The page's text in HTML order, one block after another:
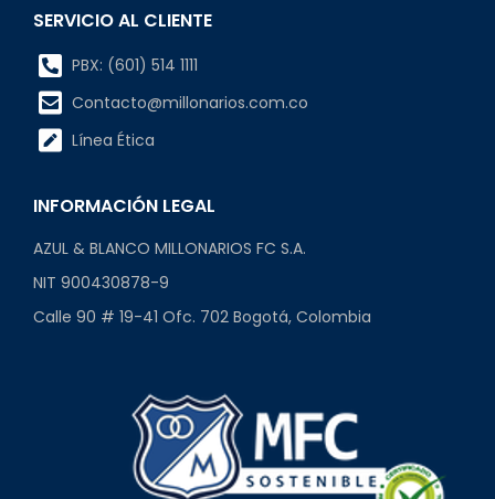
SERVICIO AL CLIENTE
PBX: (601) 514 1111
Contacto@millonarios.com.co
Línea Ética
INFORMACIÓN LEGAL
AZUL & BLANCO MILLONARIOS FC S.A.
NIT 900430878-9
Calle 90 # 19-41 Ofc. 702 Bogotá, Colombia